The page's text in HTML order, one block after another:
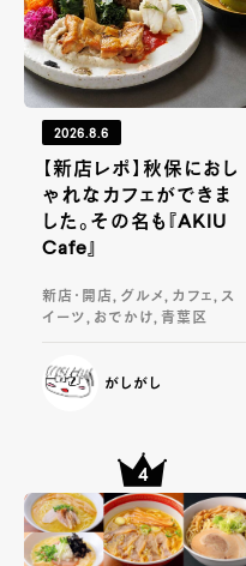
2026.8.6
【新店レポ】秋保におし
ゃれなカフェができま
した。その名も『AKIU
Cafe』
新店・開店, グルメ, カフェ, ス
イーツ, おでかけ, 青葉区
がしがし